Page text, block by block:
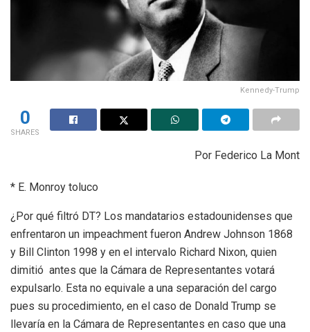
Kennedy-Trump
0
SHARES
Por Federico La Mont
* E. Monroy toluco
¿Por qué filtró DT? Los mandatarios estadounidenses que
enfrentaron un impeachment fueron Andrew Johnson 1868
y Bill Clinton 1998 y en el intervalo Richard Nixon, quien
dimitió antes que la Cámara de Representantes votará
expulsarlo. Esta no equivale a una separación del cargo
pues su procedimiento, en el caso de Donald Trump se
llevaría en la Cámara de Representantes en caso que una